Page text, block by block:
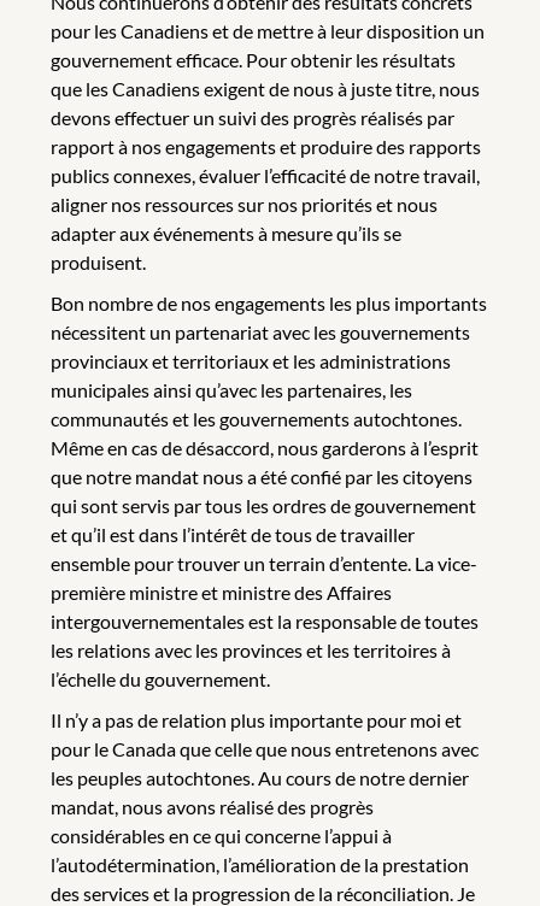
pour les Canadiens et de mettre à leur disposition un
gouvernement efficace. Pour obtenir les résultats
que les Canadiens exigent de nous à juste titre, nous
devons effectuer un suivi des progrès réalisés par
rapport à nos engagements et produire des rapports
publics connexes, évaluer l’efficacité de notre travail,
aligner nos ressources sur nos priorités et nous
adapter aux événements à mesure qu’ils se
produisent.
Bon nombre de nos engagements les plus importants
nécessitent un partenariat avec les gouvernements
provinciaux et territoriaux et les administrations
municipales ainsi qu’avec les partenaires, les
communautés et les gouvernements autochtones.
Même en cas de désaccord, nous garderons à l’esprit
que notre mandat nous a été confié par les citoyens
qui sont servis par tous les ordres de gouvernement
et qu’il est dans l’intérêt de tous de travailler
ensemble pour trouver un terrain d’entente. La vice-
première ministre et ministre des Affaires
intergouvernementales est la responsable de toutes
les relations avec les provinces et les territoires à
l’échelle du gouvernement.
Il n’y a pas de relation plus importante pour moi et
pour le Canada que celle que nous entretenons avec
les peuples autochtones. Au cours de notre dernier
mandat, nous avons réalisé des progrès
considérables en ce qui concerne l’appui à
l’autodétermination, l’amélioration de la prestation
des services et la progression de la réconciliation. Je